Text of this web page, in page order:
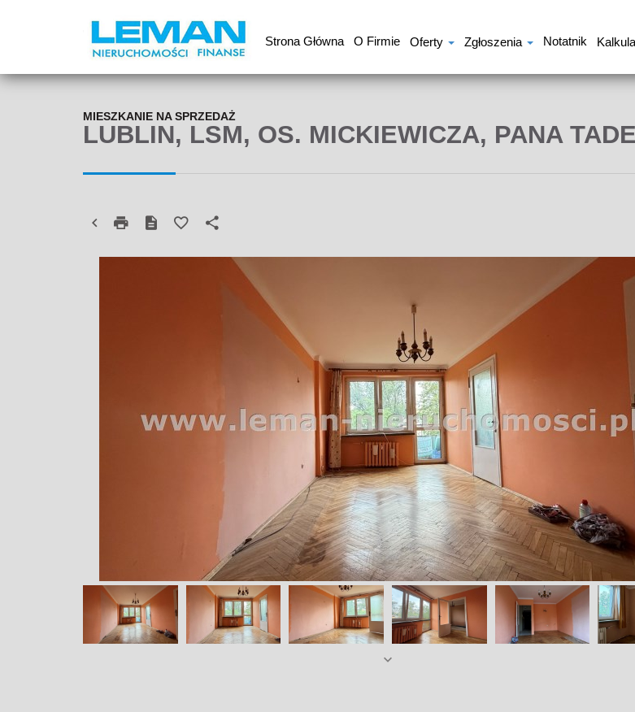
Strona Główna O Firmie Oferty Zgłoszenia Notatnik
LUBLIN, LSM, OS. MICKIEWICZA, PANA
MIESZKANIE NA SPRZEDAŻ